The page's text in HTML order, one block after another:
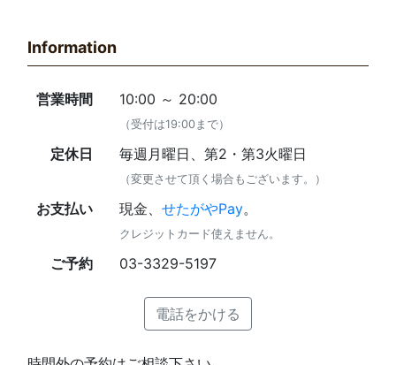
Information
営業時間 10:00 ～ 20:00
（受付は19:00まで）
定休日 毎週月曜日、第2・第3火曜日
（変更させて頂く場合もございます。）
お支払い 現金、 せたがやPay。
クレジットカード使えません。
ご予約 03-3329-5197
電話をかける